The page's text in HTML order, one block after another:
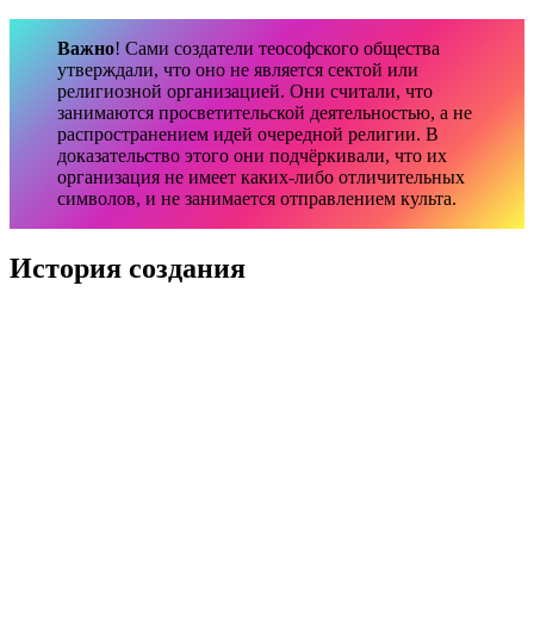
Важно! Сами создатели теософского общества
утверждали, что оно не является сектой или
религиозной организацией. Они считали, что
занимаются просветительской деятельностью, а не
распространением идей очередной религии. В
доказательство этого они подчёркивали, что их
организация не имеет каких-либо отличительных
символов, и не занимается отправлением культа.
История создания